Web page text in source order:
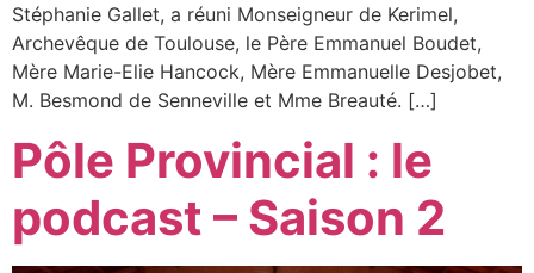
Stéphanie Gallet, a réuni Monseigneur de Kerimel,
Archevêque de Toulouse, le Père Emmanuel Boudet,
Mère Marie-Elie Hancock, Mère Emmanuelle Desjobet,
M. Besmond de Senneville et Mme Breauté. […]
Pôle Provincial : le
podcast – Saison 2